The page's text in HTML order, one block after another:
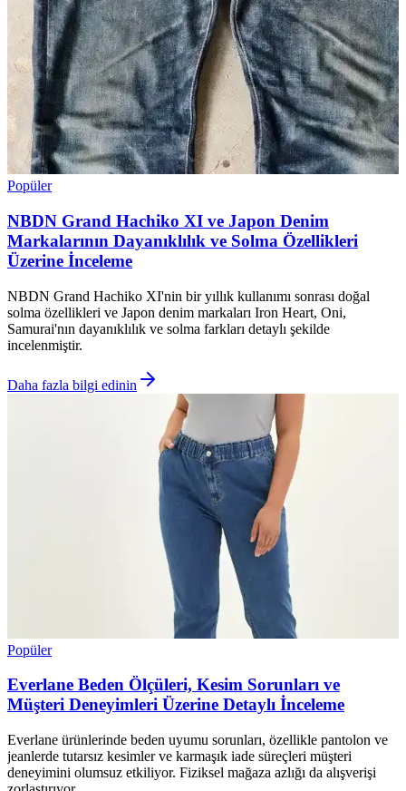
Popüler
NBDN Grand Hachiko XI ve Japon Denim
Markalarının Dayanıklılık ve Solma Özellikleri
Üzerine İnceleme
NBDN Grand Hachiko XI'nin bir yıllık kullanımı sonrası doğal
solma özellikleri ve Japon denim markaları Iron Heart, Oni,
Samurai'nın dayanıklılık ve solma farkları detaylı şekilde
incelenmiştir.
Daha fazla bilgi edinin
Popüler
Everlane Beden Ölçüleri, Kesim Sorunları ve
Müşteri Deneyimleri Üzerine Detaylı İnceleme
Everlane ürünlerinde beden uyumu sorunları, özellikle pantolon ve
jeanlerde tutarsız kesimler ve karmaşık iade süreçleri müşteri
deneyimini olumsuz etkiliyor. Fiziksel mağaza azlığı da alışverişi